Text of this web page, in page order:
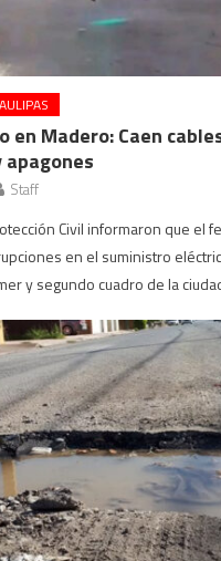
en Madero: Caen
Staff
Civil informaron que el
en el suministro
y segundo cuadro de la